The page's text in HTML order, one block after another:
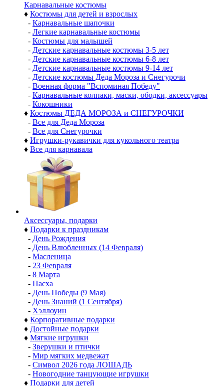
Карнавальные костюмы
♦ Костюмы для детей и взрослых
- Карнавальные шапочки
- Легкие карнавальные костюмы
- Костюмы для малышей
- Детские карнавальные костюмы 3-5 лет
- Детские карнавальные костюмы 6-8 лет
- Детские карнавальные костюмы 9-14 лет
- Детские костюмы Деда Мороза и Снегурочи
- Военная форма "Вспоминая Победу"
- Карнавальные колпаки, маски, ободки, аксессуары
- Кокошники
♦ Костюмы ДЕДА МОРОЗА и СНЕГУРОЧКИ
- Все для Деда Мороза
- Все для Снегурочки
♦ Игрушки-рукавички для кукольного театра
♦ Все для карнавала
Аксессуары, подарки
♦ Подарки к праздникам
- День Рождения
- День Влюбленных (14 Февраля)
- Масленица
- 23 Февраля
- 8 Марта
- Пасха
- День Победы (9 Мая)
- День Знаний (1 Сентября)
- Хэллоуин
♦ Корпоративные подарки
♦ Достойные подарки
♦ Мягкие игрушки
- Зверушки и птички
- Мир мягких медвежат
- Символ 2026 года ЛОШАДЬ
- Новогодние танцующие игрушки
♦ Подарки для детей